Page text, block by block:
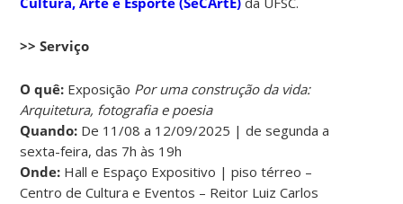
>> Serviço
O quê: Exposição Por uma construção da vida:
Arquitetura, fotografia e poesia
Quando: De 11/08 a 12/09/2025 | de segunda a
sexta-feira, das 7h às 19h
Onde: Hall e Espaço Expositivo | piso térreo –
Centro de Cultura e Eventos – Reitor Luiz Carlos